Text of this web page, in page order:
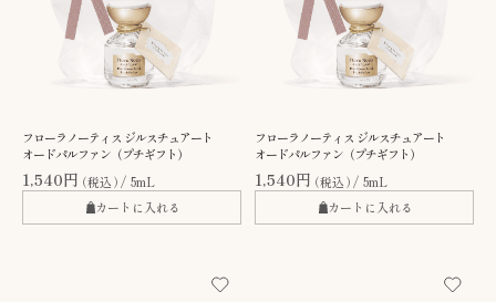
フローラノーティス ジルスチュアート
オードパルファン（プチギフト）
1,540円（税込） 5mL
カートに入れる
フローラノーティス ジルスチュアート
オードパルファン（プチギフト）
1,540円（税込） 5mL
カートに入れる